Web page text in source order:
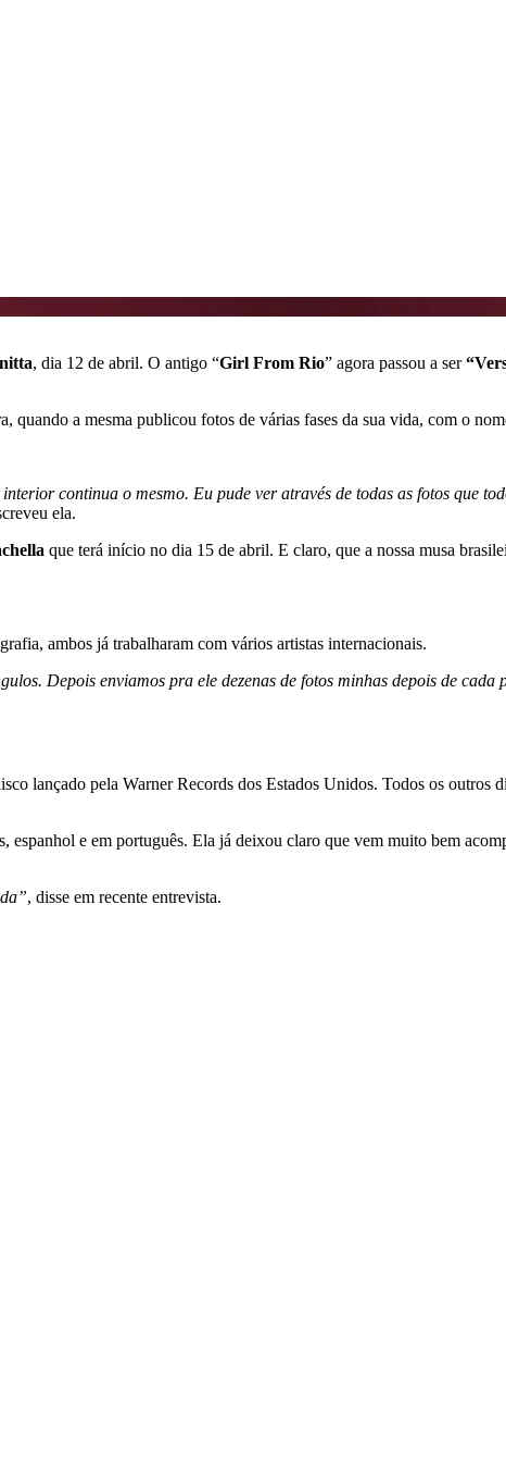
, dia 12 de abril. O antigo “Girl From Rio” agora passou a ser
a mesma publicou fotos de várias fases da sua vida, com o
continua o mesmo. Eu pude ver através de todas as fotos que
ela.
que terá início no dia 15 de abril. E claro, que a nossa musa
ambos já trabalharam com vários artistas internacionais.
Depois enviamos pra ele dezenas de fotos minhas depois de cada
lançado pela Warner Records dos Estados Unidos. Todos os outros
espanhol e em português. Ela já deixou claro que vem muito bem
, disse em recente entrevista.